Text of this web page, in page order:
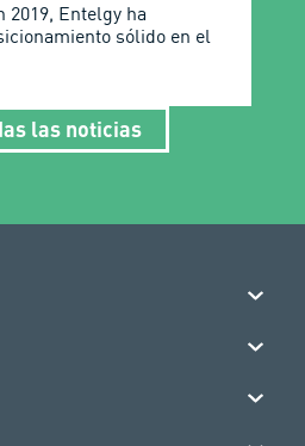
2019, Entelgy ha
sólido en el
las noticias